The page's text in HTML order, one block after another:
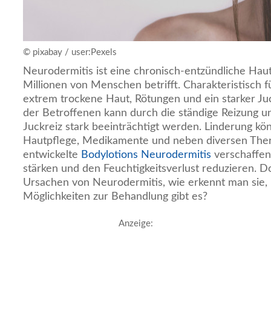
© pixabay / user:Pexels
Neurodermitis ist eine chronisch-entzündliche
Millionen von Menschen betrifft. Charakteristisch
extrem trockene Haut, Rötungen und ein starker
der Betroffenen kann durch die ständige Reizung
Juckreiz stark beeinträchtigt werden. Linderung
Hautpflege, Medikamente und neben diversen
entwickelte Bodylotions Neurodermitis
stärken und den Feuchtigkeitsverlust reduzieren.
Ursachen von Neurodermitis, wie erkennt man sie,
Möglichkeiten zur Behandlung gibt es?
Anzeige: